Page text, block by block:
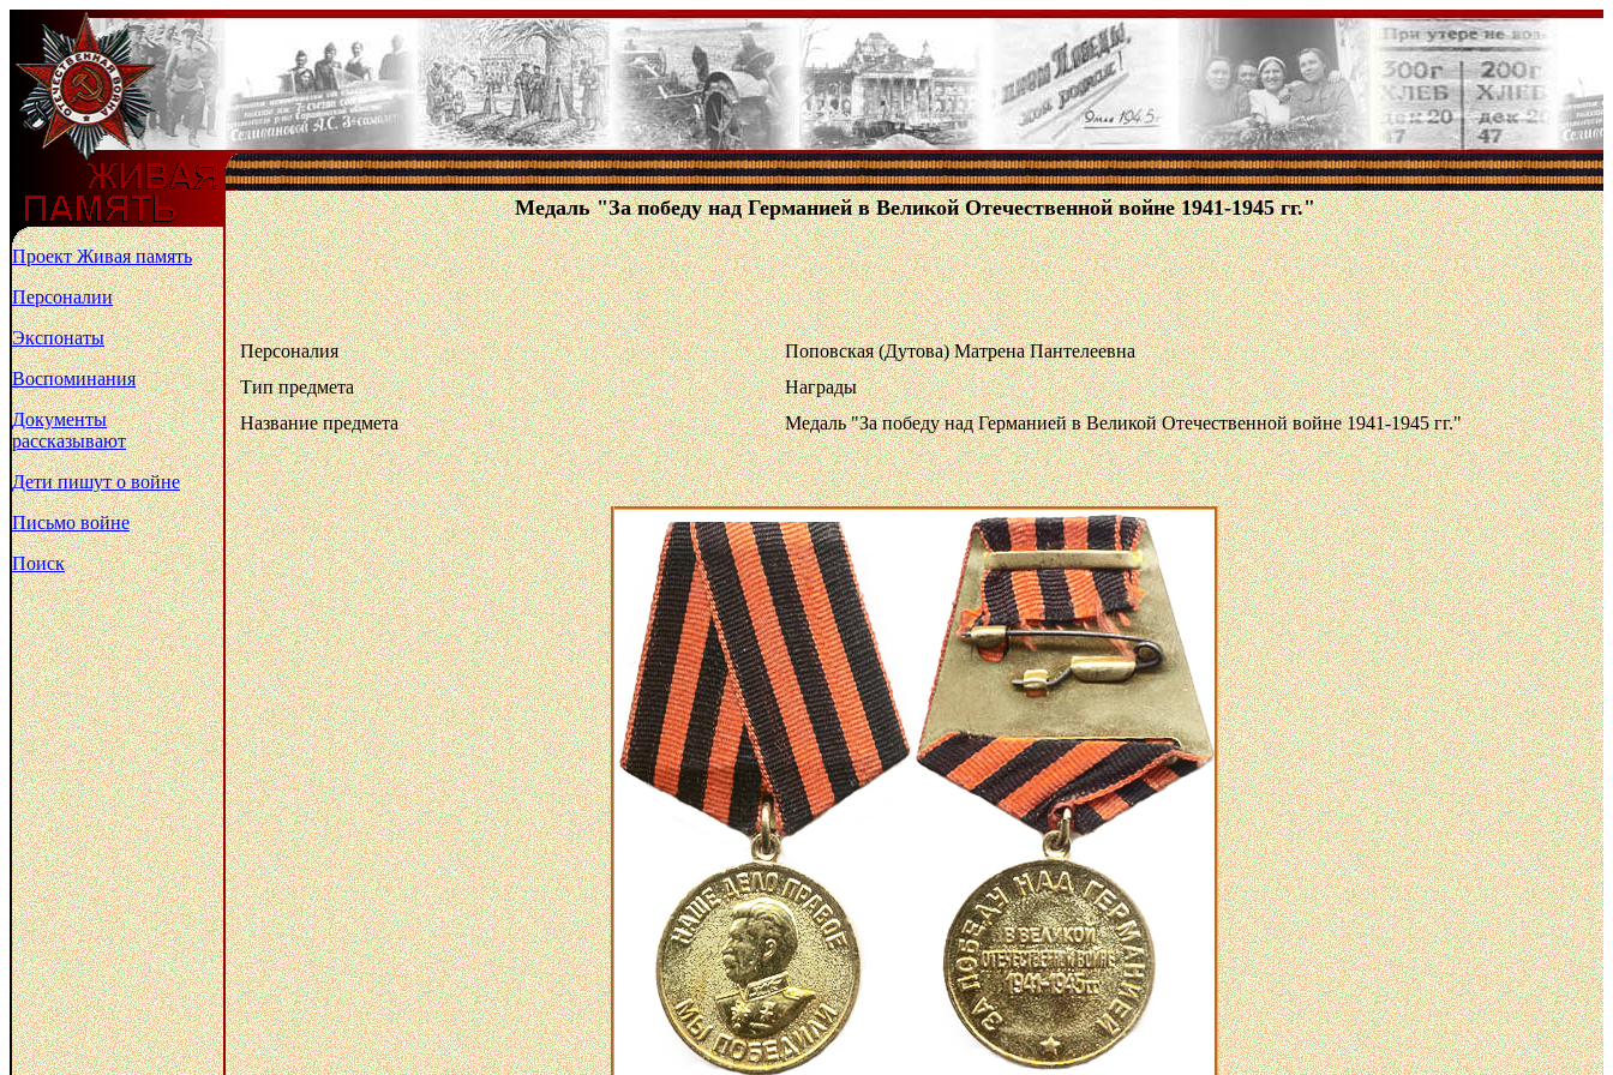
Медаль "За победу над Германией в Великой Отечественной войне 1941-1945 гг."
Проект Живая память
Персоналии
Экспонаты
Воспоминания
Документы
рассказывают
Дети пишут о войне
Письмо войне
Поиск
Персоналия
Поповская (Дутова) Матрена Пантелеевна
Тип предмета
Награды
Название предмета
Медаль "За победу над Германией в Великой Отечественной войне 1941-1945 гг."